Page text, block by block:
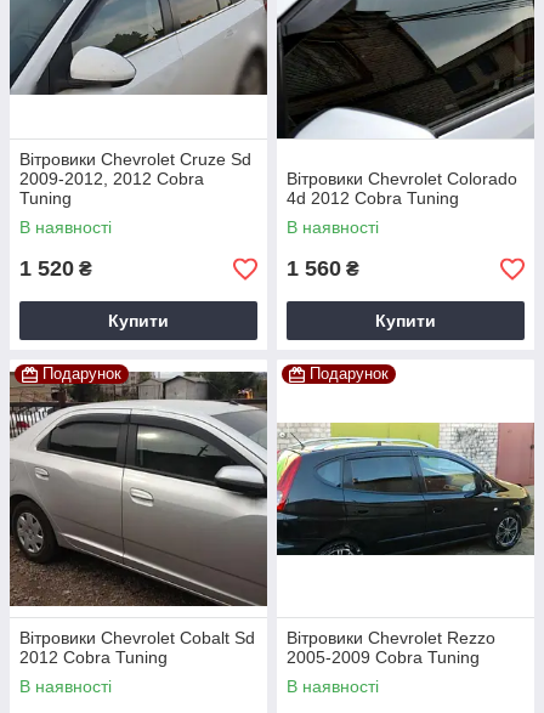
Вітровики Chevrolet Cruze Sd
2009-2012, 2012 Cobra
Tuning
В наявності
1 520 ₴
Купити
Вітровики Chevrolet Colorado
4d 2012 Cobra Tuning
В наявності
1 560 ₴
Купити
Подарунок
Вітровики Chevrolet Cobalt Sd
2012 Cobra Tuning
В наявності
Подарунок
Вітровики Chevrolet Rezzo
2005-2009 Cobra Tuning
В наявності